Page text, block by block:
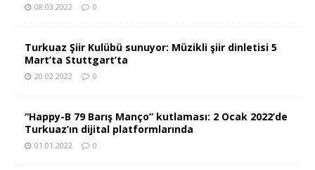
08.03.2022 0
Turkuaz Şiir Kulübü sunuyor: Müzikli şiir dinletisi 5
Mart’ta Stuttgart’ta
20.02.2022 0
“Happy-B 79 Barış Manço” kutlaması: 2 Ocak 2022’de
Turkuaz’ın dijital platformlarında
01.01.2022 0